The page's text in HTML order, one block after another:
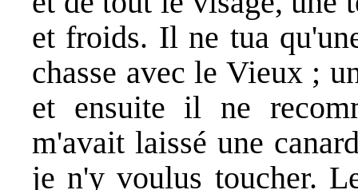
et froids. Il ne tua
chasse avec le Vieux ;
et ensuite il ne
m'avait laissé une
je n'y voulus toucher.